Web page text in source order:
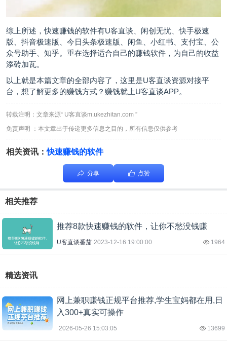
综上所述，快速赚钱的软件有U客直谈 、闲创无忧、快手极速
版、抖音极速版、今日头条极速版、闲鱼、小红书、支付宝、公
众号助手、知乎。重在选择适合自己的赚钱软件，为自己的收益
添砖加瓦。
以上就是本篇文章的全部内容了，这里是U客直谈资源对接平
台，想了解更多的赚钱方式？赚钱就上U客直谈APP。
转载注明：文章来源“ U客直谈m.ukezhitan.com ”
免责声明 ：本文章出于传递更多信息之目的，所有信息仅供参考
相关资讯：快速赚钱的软件
分享 点赞
相关推荐
推荐8款快速赚钱的软件，让你不愁没钱赚
U客直谈番茄 2023-12-16 19:00:00 1964
精选资讯
网上兼职赚钱正规平台推荐,学生宝妈都在用,日
入300+真实可操作
2026-05-26 15:03:05 13699